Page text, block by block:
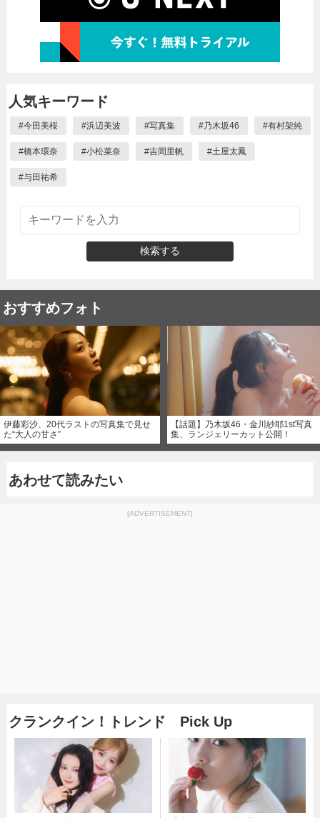
人気キーワード
#今田美桜 #浜辺美波 #写真集 #乃木坂46 #有村架純
#橋本環奈 #小松菜奈 #吉岡里帆 #土屋太鳳
#与田祐希
検索する
おすすめフォト
伊藤彩沙、20代ラストの写真集で見せ
た“大人の甘さ”
【話題】乃木坂46・金川紗耶1st写真
集、ランジェリーカット公開！
あわせて読みたい
[ADVERTISEMENT]
クランクイン！トレンド Pick Up